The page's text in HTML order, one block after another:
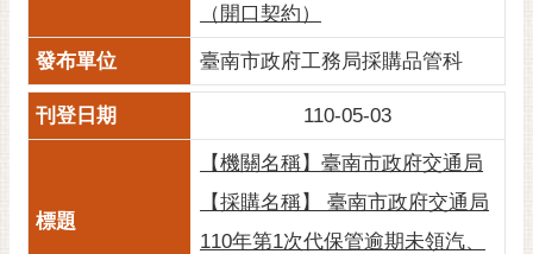
告
市
府
交
置
（開口契約）
臺南市政府工務局採購品管科
110-05-03
【機關名稱】臺南市政府交通局
【採購名稱】 臺南市政府交通局
110年第1次代保管逾期未領汽、